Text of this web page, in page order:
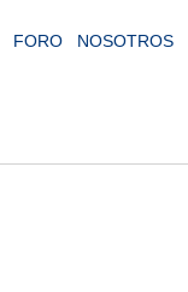
FORO NOSOTROS